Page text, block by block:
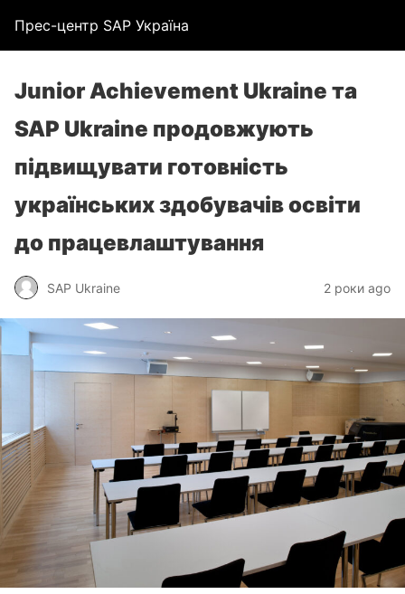
Прес-центр SAP Україна
Junior Achievement Ukraine та
SAP Ukraine продовжують
підвищувати готовність
українських здобувачів освіти
до працевлаштування
SAP Ukraine 2 роки ago